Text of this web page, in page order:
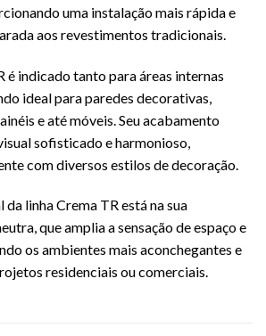
uma instalação mais rápida e
aos revestimentos tradicionais.
é indicado tanto para áreas internas
ideal para paredes decorativas,
e até móveis. Seu acabamento
sofisticado e harmonioso,
com diversos estilos de decoração.
linha Crema TR está na sua
que amplia a sensação de espaço e
os ambientes mais aconchegantes e
residenciais ou comerciais.